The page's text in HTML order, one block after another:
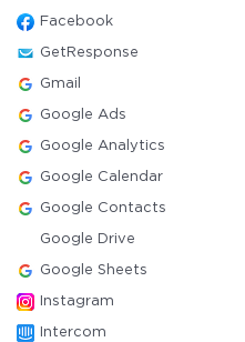
Facebook
GetResponse
Gmail
Google Ads
Google Analytics
Google Calendar
Google Contacts
Google Drive
Google Sheets
Instagram
Intercom